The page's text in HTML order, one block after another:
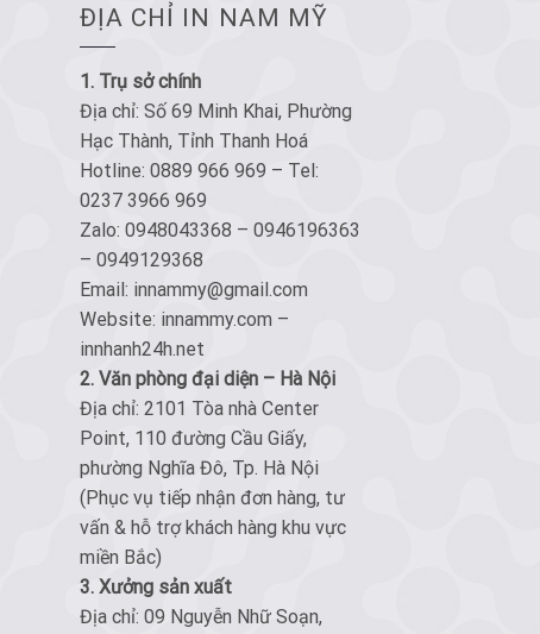
ĐỊA CHỈ IN NAM MỸ
1. Trụ sở chính
Địa chỉ: Số 69 Minh Khai, Phường
Hạc Thành, Tỉnh Thanh Hoá
Hotline: 0889 966 969 – Tel:
0237 3966 969
Zalo: 0948043368 – 0946196363
– 0949129368
Email: innammy@gmail.com
Website: innammy.com –
innhanh24h.net
2. Văn phòng đại diện – Hà Nội
Địa chỉ: 2101 Tòa nhà Center
Point, 110 đường Cầu Giấy,
phường Nghĩa Đô, Tp. Hà Nội
(Phục vụ tiếp nhận đơn hàng, tư
vấn & hỗ trợ khách hàng khu vực
miền Bắc)
3. Xưởng sản xuất
Địa chỉ: 09 Nguyễn Nhữ Soạn,